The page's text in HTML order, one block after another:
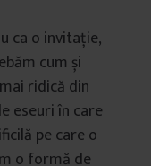
ca o invitație,
cum și
ridică din
eseuri în care
pe care o
o formă de